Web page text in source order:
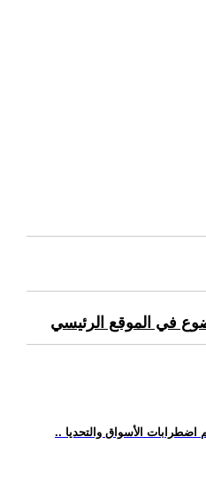
في الموقع الرئيسي
اضطرابات الأسواق والتحديا